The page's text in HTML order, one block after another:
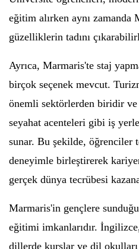
eğitim alırken aynı zamanda
güzelliklerin tadını
Ayrıca, Marmaris'te staj
birçok seçenek mevcut.
önemli sektörlerden biridir
seyahat acenteleri gibi iş
sunar. Bu şekilde,
deneyimle birleştirerek
gerçek dünya tecrübesi
Marmaris'in gençlere
eğitimi imkanlarıdır.
dillerde kurslar ve dil